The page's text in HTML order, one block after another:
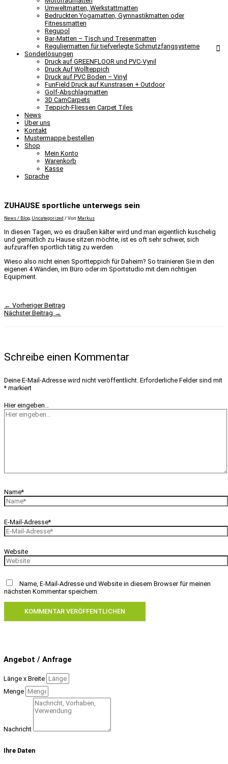
Umweltmatten, Werkstattmatten
Bedruckten Yogamatten, Gymnastikmatten oder
Fitnessmatten
Regupol
Bar-Matten – Tisch und Tresenmatten
Reguliermatten für tiefverlegte Schmutzfangsysteme
Sonderlösungen
Druck auf GREENFLOOR und PVC-Vynil
Druck Auf Wollteppich
Druck auf PVC Boden – Vinyl
FunField Druck auf Kunstrasen + Outdoor
Golf-Abschlagmatten
3D CamCarpets
Teppich-Fliessen Carpet Tiles
News
Über uns
Kontakt
Mustermappe bestellen
Shop
Mein Konto
Warenkorb
Kasse
Sprache
ZUHAUSE sportliche unterwegs sein
News / Blog Uncategorized / Von Markus
In diesen Tagen, wo es draußen kälter wird und man eigentlich kuschelig
und gemütlich zu Hause sitzen möchte, ist es oft sehr schwer, sich
aufzuraffen sportlich tätig zu werden.
Wieso also nicht einen Sportteppich für Daheim? So trainieren Sie in den
eigenen 4 Wänden, im Büro oder im Sportstudio mit dem richtigen
Equipment.
← Vorheriger Beitrag
Nächster Beitrag →
Schreibe einen Kommentar
Deine E-Mail-Adresse wird nicht veröffentlicht. Erforderliche Felder sind mit
* markiert
Hier eingeben…
Name*
E-Mail-Adresse*
Website
Name, E-Mail-Adresse und Website in diesem Browser für meinen
nächsten Kommentar speichern.
Angebot / Anfrage
Länge x Breite
Menge
Nachricht
Ihre Daten